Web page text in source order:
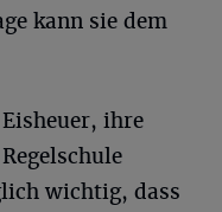
kann sie dem
ihre
wichtig, dass